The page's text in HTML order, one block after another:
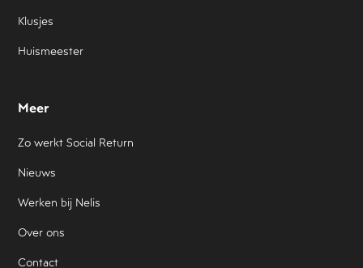
Klusjes
Huismeester
Meer
Zo werkt Social Return
Nieuws
Werken bij Nelis
Over ons
Contact